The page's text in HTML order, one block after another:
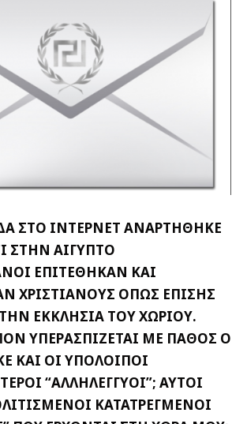
ΣΤΟ ΙΝΤΕΡΝΕΤ ΑΝΑΡΤΗΘΗΚΕ
ΣΤΗΝ ΑΙΓΥΠΤΟ
ΕΠΙΤΕΘΗΚΑΝ ΚΑΙ
ΧΡΙΣΤΙΑΝΟΥΣ ΟΠΩΣ ΕΠΙΣΗΣ
ΕΚΚΛΗΣΙΑ ΤΟΥ ΧΩΡΙΟΥ.
ΥΠΕΡΑΣΠΙΖΕΤΑΙ ΜΕ ΠΑΘΟΣ Ο
ΚΑΙ ΟΙ ΥΠΟΛΟΙΠΟΙ
“ΑΛΛΗΛΕΓΓΥΟΙ”; ΑΥΤΟΙ
ΚΑΤΑΤΡΕΓΜΕΝΟΙ